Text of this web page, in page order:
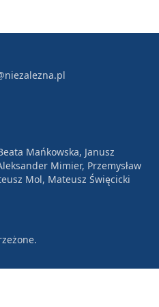
Mańkowska, Janusz
Mimier, Przemysław
Mol, Mateusz Święcicki